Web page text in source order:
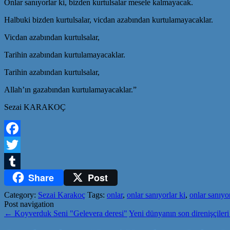
Onlar sanıyorlar ki, bizden kurtulsalar mesele kalmayacak.
Halbuki bizden kurtulsalar, vicdan azabından kurtulamayacaklar.
Vicdan azabından kurtulsalar,
Tarihin azabından kurtulamayacaklar.
Tarihin azabından kurtulsalar,
Allah’ın gazabından kurtulamayacaklar.”
Sezai KARAKOÇ
Facebook
Twitter
Tumblr Share Post
Category: Sezai Karakoç Tags: onlar, onlar sanıyorlar ki, onlar
Post navigation
← Koyverduk Seni "Gelevera deresi" Yeni dünyanın son direnişçileri